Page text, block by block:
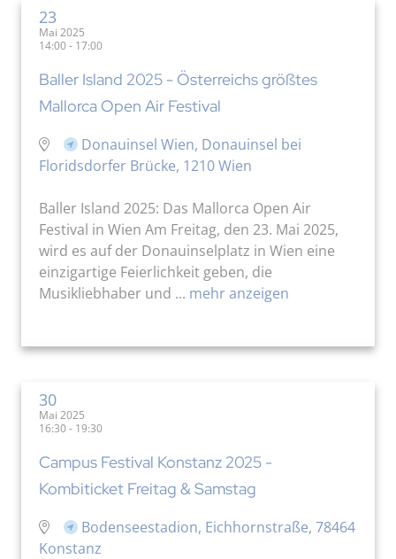
23
Mai 2025
14:00 - 17:00
Baller Island 2025 - Österreichs größtes
Mallorca Open Air Festival
Donauinsel Wien, Donauinsel bei
Floridsdorfer Brücke, 1210 Wien
Baller Island 2025: Das Mallorca Open Air
Festival in Wien Am Freitag, den 23. Mai 2025,
wird es auf der Donauinselplatz in Wien eine
einzigartige Feierlichkeit geben, die
Musikliebhaber und ... mehr anzeigen
30
Mai 2025
16:30 - 19:30
Campus Festival Konstanz 2025 -
Kombiticket Freitag & Samstag
Bodenseestadion, Eichhornstraße, 78464
Konstanz